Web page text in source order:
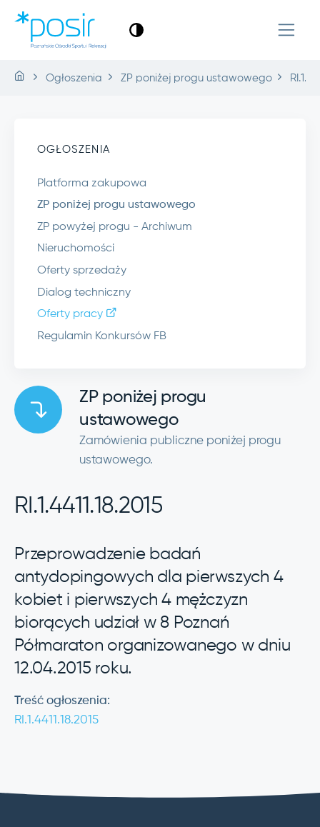
Ogłoszenia ZP poniżej progu ustawowego
OGŁOSZENIA
Platforma zakupowa
ZP poniżej progu ustawowego
ZP powyżej progu - Archiwum
Nieruchomości
Oferty sprzedaży
Dialog techniczny
Oferty pracy
Regulamin Konkursów FB
ZP poniżej progu
ustawowego
Zamówienia publiczne poniżej progu
ustawowego.
RI.1.4411.18.2015
Przeprowadzenie badań
antydopingowych dla pierwszych 4
kobiet i pierwszych 4 mężczyzn
biorących udział w 8 Poznań
Półmaraton organizowanego w dniu
12.04.2015 roku.
Treść ogłoszenia:
RI.1.4411.18.2015